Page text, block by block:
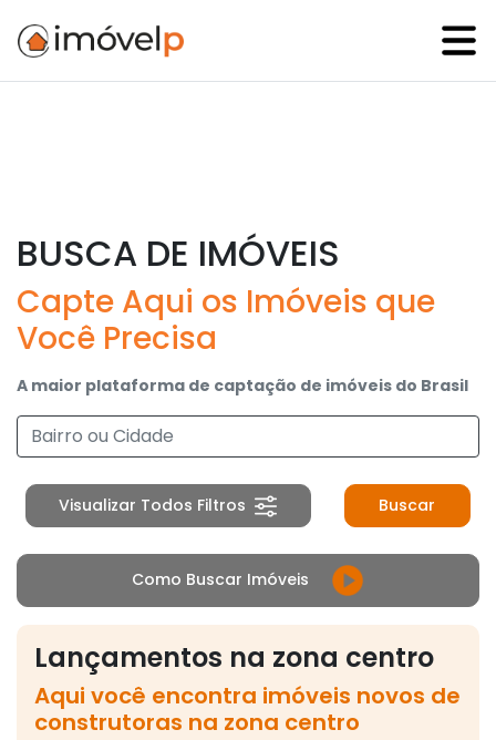
BUSCA DE IMÓVEIS
Capte Aqui os Imóveis que
Você Precisa
A maior plataforma de captação de imóveis do Brasil
Visualizar Todos Filtros Buscar
Como Buscar Imóveis
Lançamentos na zona centro
Aqui você encontra imóveis novos de
construtoras na zona centro